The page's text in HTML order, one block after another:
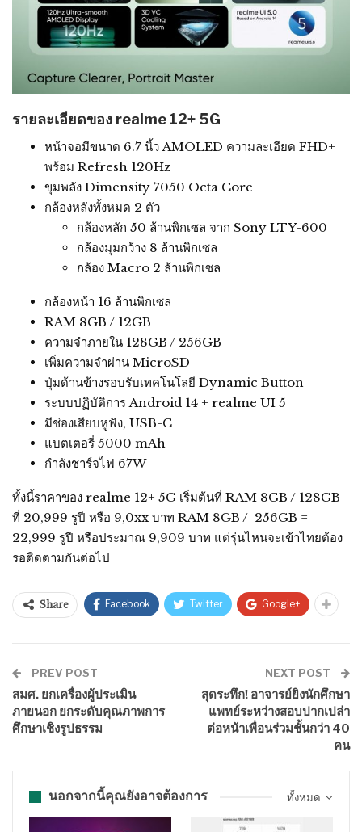
รายละเอียดของ realme 12+ 5G
หน้าจอมีขนาด 6.7 นิ้ว AMOLED ความละเอียด FHD+
พร้อม Refresh 120Hz
ขุมพลัง Dimensity 7050 Octa Core
กล้องหลังทั้งหมด 2 ตัว
กล้องหลัก 50 ล้านพิกเซล จาก Sony LTY-600
กล้องมุมกว้าง 8 ล้านพิกเซล
กล้อง Macro 2 ล้านพิกเซล
กล้องหน้า 16 ล้านพิกเซล
RAM 8GB / 12GB
ความจำภายใน 128GB / 256GB
เพิ่มความจำผ่าน MicroSD
ปุ่มด้านข้างรอบรับเทคโนโลยี Dynamic Button
ระบบปฏิบัติการ Android 14 + realme UI 5
มีช่องเสียบหูฟัง, USB-C
แบตเตอรี่ 5000 mAh
กำลังชาร์จไฟ 67W
ทั้งนี้ราคาของ realme 12+ 5G เริ่มต้นที่ RAM 8GB / 128GB
ที่ 20,999 รูปี หรือ 9,0xx บาท RAM 8GB / 256GB =
22,999 รูปี หรือประมาณ 9,909 บาท แต่รุ่นไหนจะเข้าไทยต้อง
รอติดตามกันต่อไป
Share Facebook Twitter Google+
PREV POST
สมศ. ยกเครื่องผู้ประเมิน
ภายนอก ยกระดับคุณภาพการ
ศึกษาเชิงรูปธรรม
NEXT POST
สุดระทึก! อาจารย์ยิงนักศึกษา
แพทย์ระหว่างสอบปากเปล่า
ต่อหน้าเพื่อนร่วมชั้นกว่า 40
คน
ทั้งหมด
นอกจากนี้คุณยังอาจต้องการ